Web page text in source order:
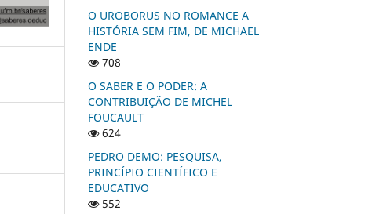
O UROBORUS NO ROMANCE A
HISTÓRIA SEM FIM, DE MICHAEL
ENDE
708
O SABER E O PODER: A
CONTRIBUIÇÃO DE MICHEL
FOUCAULT
624
PEDRO DEMO: PESQUISA,
PRINCÍPIO CIENTÍFICO E
EDUCATIVO
552